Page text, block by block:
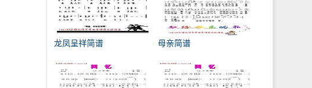
龙凤呈祥简谱 母亲简谱